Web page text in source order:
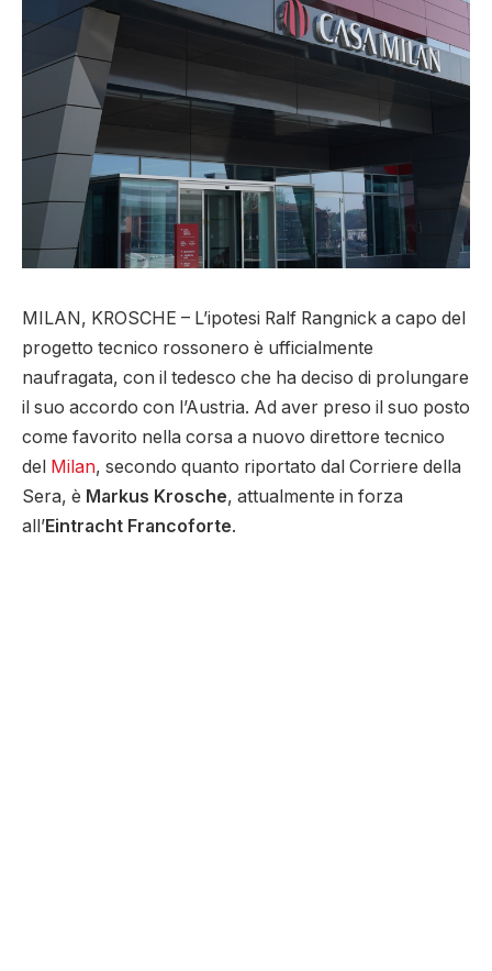
MILAN, KROSCHE – L’ipotesi Ralf Rangnick a capo del
progetto tecnico rossonero è ufficialmente
naufragata, con il tedesco che ha deciso di prolungare
il suo accordo con l’Austria. Ad aver preso il suo posto
come favorito nella corsa a nuovo direttore tecnico
del Milan, secondo quanto riportato dal Corriere della
Sera, è Markus Krosche, attualmente in forza
all’Eintracht Francoforte.